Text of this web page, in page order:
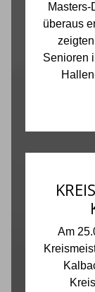
überaus
Senioren
Am